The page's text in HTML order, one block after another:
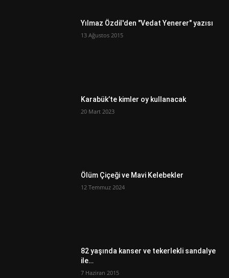
Yılmaz Özdil'den "Vedat Yenerer" yazısı
13 Ağustos 2015
Karabük’te kimler oy kullanacak
20 Mart 2023
Ölüm Çiçeği ve Mavi Kelebekler
12 Temmuz 2024
82 yaşında kanser ve tekerlekli sandalye
ile…
7 Haziran 2015